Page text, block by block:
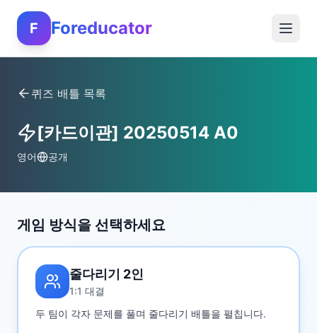
F Foreducator
퀴즈 배틀 목록
[카드이관] 20250514 A0
영어 공개
게임 방식을 선택하세요
줄다리기 2인
1:1 대결
두 팀이 각자 문제를 풀며 줄다리기 배틀을 펼칩니다.